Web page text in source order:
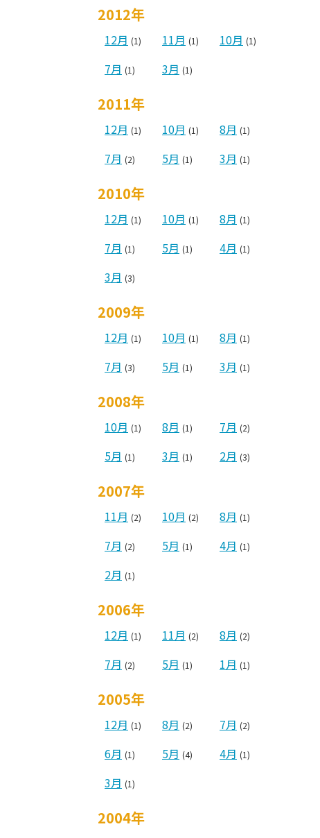
2012年
12月 (1) 11月 (1) 10月 (1)
7月 (1) 3月 (1)
2011年
12月 (1) 10月 (1) 8月 (1)
7月 (2) 5月 (1) 3月 (1)
2010年
12月 (1) 10月 (1) 8月 (1)
7月 (1) 5月 (1) 4月 (1)
3月 (3)
2009年
12月 (1) 10月 (1) 8月 (1)
7月 (3) 5月 (1) 3月 (1)
2008年
10月 (1) 8月 (1) 7月 (2)
5月 (1) 3月 (1) 2月 (3)
2007年
11月 (2) 10月 (2) 8月 (1)
7月 (2) 5月 (1) 4月 (1)
2月 (1)
2006年
12月 (1) 11月 (2) 8月 (2)
7月 (2) 5月 (1) 1月 (1)
2005年
12月 (1) 8月 (2) 7月 (2)
6月 (1) 5月 (4) 4月 (1)
3月 (1)
2004年